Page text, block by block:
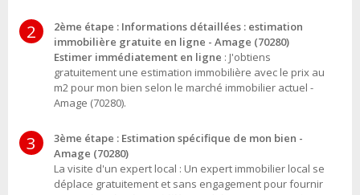
2
2ème étape : Informations détaillées : estimation
immobilière gratuite en ligne - Amage (70280)
Estimer immédiatement en ligne : J'obtiens
gratuitement une estimation immobilière avec le prix au
m2 pour mon bien selon le marché immobilier actuel -
Amage (70280).
3
3ème étape : Estimation spécifique de mon bien -
Amage (70280)
La visite d'un expert local : Un expert immobilier local se
déplace gratuitement et sans engagement pour fournir